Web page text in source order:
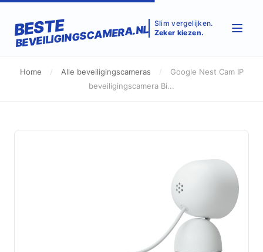
BESTE
BEVEILIGINGSCAMERA.NL Slim vergelijken.
Zeker kiezen.
Home / Alle beveiligingscameras /
Google Nest Cam IP
beveiligingscamera Bi...